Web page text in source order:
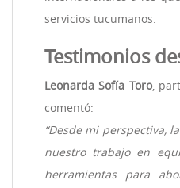
servicios tucumanos.
Testimonios
Leonarda Sofía Toro,
comentó:
“Desde mi perspectiva,
nuestro trabajo en
herramientas para